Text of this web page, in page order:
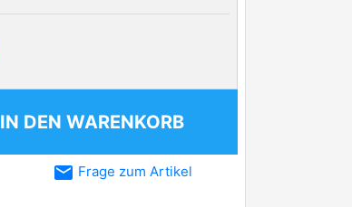
IN DEN WARENKORB
email Frage zum Artikel